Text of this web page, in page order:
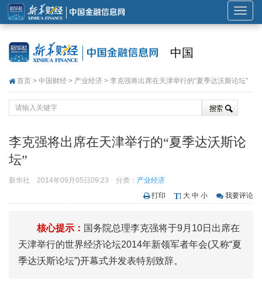
展
开
导
中国
首页 > 中国财经 > 产业经济 > 李克强将出席在天津举行的“夏季达沃斯论坛”
李克强将出席在天津举行的“夏季达沃斯论
坛”
新华社 2014年09月05日09:23 分类： 产业经济
打印
大 中 小 我要评论
核心提示： 国务院总理李克强将于9月10日出席在
天津举行的世界经济论坛2014年新领军者年会(又称“夏
季达沃斯论坛”)开幕式并发表特别致辞。